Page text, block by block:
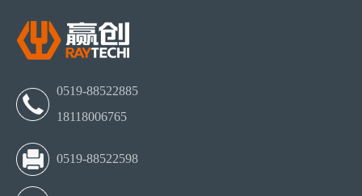
0519-88522885
18118006765
0519-88522598